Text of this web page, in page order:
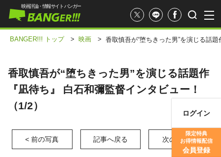
映画評価
映画評論・情報サイト バンガー
ログイン
限定特典
お得情報配信
会員登録
BANGER!!! トップ > 映画 > 香取慎吾が“堕ちきった男”を演じる話
香取慎吾が“堕ちきった男”を演じる話題作
『凪待ち』 白石和彌監督インタビュー！
（1/2）
< 前の写真 記事へ戻る 次の写真 >